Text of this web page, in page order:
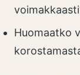
Huomaatko